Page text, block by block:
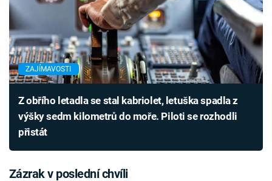
ZAJÍMAVOSTI
Z obřího letadla se stal kabriolet, letuška spadla z
výšky sedm kilometrů do moře. Piloti se rozhodli
přistát
Zázrak v poslední chvíli